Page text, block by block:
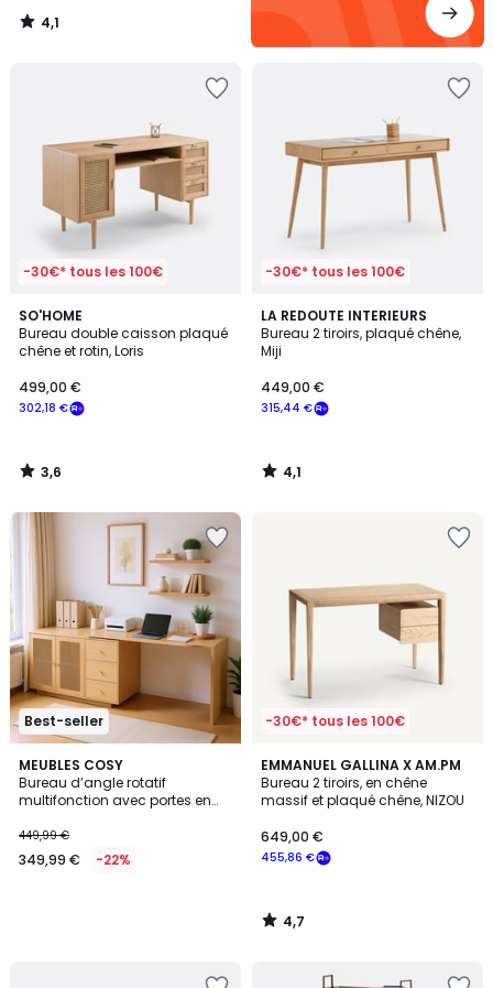
4,1
/
-30€* tous les 100€
SO'HOME
Bureau double caisson plaqué
chêne et rotin, Loris
302,18 €
499,00 €
3,6
/ 5
3,6
/
-30€* tous les 100€
LA REDOUTE INTERIEURS
Bureau 2 tiroirs, plaqué chêne,
Miji
315,44 €
449,00 €
4,1
/ 5
4,1
/
Best-seller
MEUBLES COSY
Bureau d’angle rotatif
multifonction avec portes en
intégré, DICCPER
449,99 €
349,99 € -22%
-30€* tous les 100€
EMMANUEL GALLINA X AM.PM
Bureau 2 tiroirs, en chêne
massif et plaqué chêne, NIZOU
455,86 €
649,00 €
4,7
/ 5
4,7
/